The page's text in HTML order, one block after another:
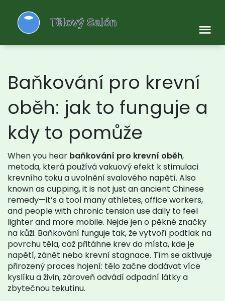
Baňkování pro krevní
oběh: jak to funguje a
kdy to pomůže
When you hear baňkování pro krevní oběh,
metoda, která používá vakuový efekt k stimulaci
krevního toku a uvolnění svalového napětí. Also
known as cupping, it is not just an ancient Chinese
remedy—it’s a tool many athletes, office workers,
and people with chronic tension use daily to feel
lighter and more mobile. Nejde jen o pěkné značky
na kůži. Baňkování funguje tak, že vytvoří podtlak na
povrchu těla, což přitáhne krev do místa, kde je
napětí, zánět nebo krevní stagnace. Tím se aktivuje
přirozený proces hojení: tělo začne dodávat více
kyslíku a živin, zároveň odvádí odpadní látky a
zbytečnou tekutinu.